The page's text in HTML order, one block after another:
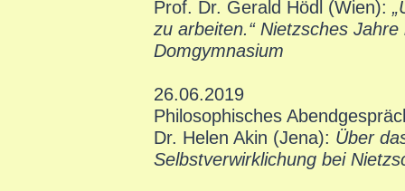
Prof. Dr. Gerald Hödl (Wien):
zu arbeiten.“ Nietzsches
Domgymnasium
26.06.2019
Philosophisches
Dr. Helen Akin (Jena): Über
Selbstverwirklichung bei